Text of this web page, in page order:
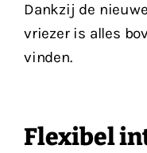
Dankzij de
vriezer is alles
vinden.
Flexibel